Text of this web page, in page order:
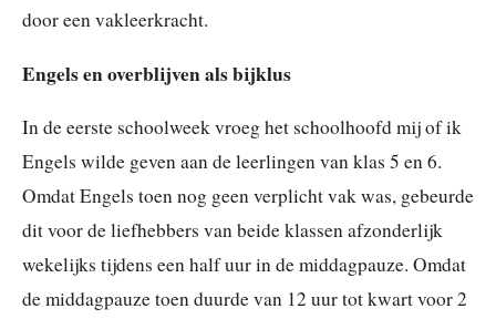
door een vakleerkracht.
Engels en overblijven als bijklus
In de eerste schoolweek vroeg het schoolhoofd mij of ik
Engels wilde geven aan de leerlingen van klas 5 en 6.
Omdat Engels toen nog geen verplicht vak was, gebeurde
dit voor de liefhebbers van beide klassen afzonderlijk
wekelijks tijdens een half uur in de middagpauze. Omdat
de middagpauze toen duurde van 12 uur tot kwart voor 2